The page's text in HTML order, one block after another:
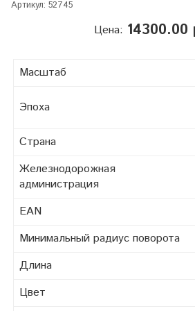
Артикул: 52745
Цена: 14300.00
Масштаб
Эпоха
Страна
Железнодорожная
администрация
EAN
Минимальный радиус поворота
Длина
Цвет